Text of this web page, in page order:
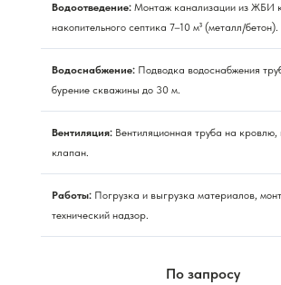
Водоотведение: Монтаж канализации из ЖБИ
накопительного септика 7–10 м³ (металл/бетон).
Водоснабжение: Подводка водоснабжения
бурение скважины до 30 м.
Вентиляция: Вентиляционная труба на кровлю,
клапан.
Работы: Погрузка и выгрузка материалов,
технический надзор.
По запросу